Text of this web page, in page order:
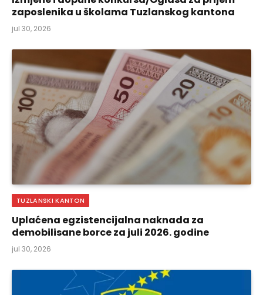
zaposlenika u školama Tuzlanskog kantona
jul 30, 2026
TUZLANSKI KANTON
Uplaćena egzistencijalna naknada za
demobilisane borce za juli 2026. godine
jul 30, 2026